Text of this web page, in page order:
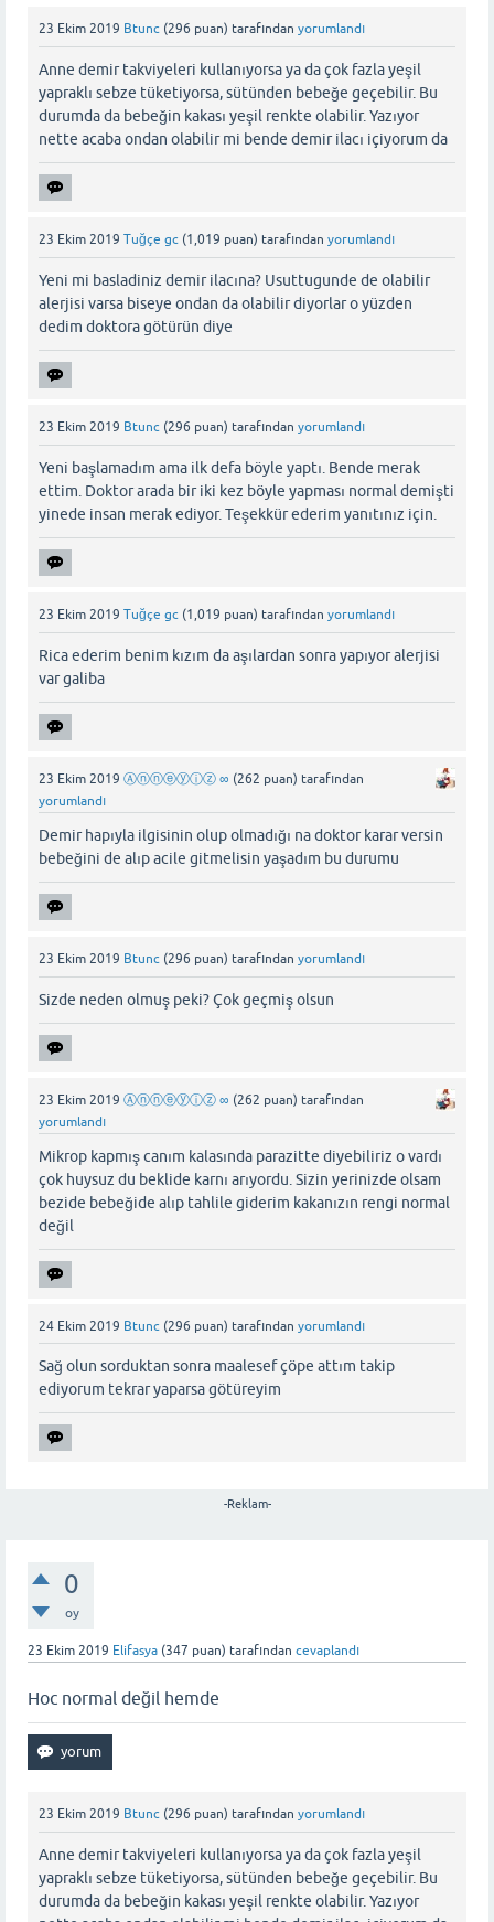
23 Ekim 2019 Btunc (296 puan) tarafından yorumlandı
Anne demir takviyeleri kullanıyorsa ya da çok fazla yeşil
yapraklı sebze tüketiyorsa, sütünden bebeğe geçebilir. Bu
durumda da bebeğin kakası yeşil renkte olabilir. Yazıyor
nette acaba ondan olabilir mi bende demir ilacı içiyorum da
23 Ekim 2019 Tuğçe gc (1,019 puan) tarafından yorumlandı
Yeni mi basladiniz demir ilacına? Usuttugunde de olabilir
alerjisi varsa biseye ondan da olabilir diyorlar o yüzden
dedim doktora götürün diye
23 Ekim 2019 Btunc (296 puan) tarafından yorumlandı
Yeni başlamadım ama ilk defa böyle yaptı. Bende merak
ettim. Doktor arada bir iki kez böyle yapması normal demişti
yinede insan merak ediyor. Teşekkür ederim yanıtınız için.
23 Ekim 2019 Tuğçe gc (1,019 puan) tarafından yorumlandı
Rica ederim benim kızım da aşılardan sonra yapıyor alerjisi
var galiba
23 Ekim 2019 Ⓐⓝⓝⓔⓨⓘⓩ ∞ (262 puan) tarafından
yorumlandı
Demir hapıyla ilgisinin olup olmadığı na doktor karar versin
bebeğini de alıp acile gitmelisin yaşadım bu durumu
23 Ekim 2019 Btunc (296 puan) tarafından yorumlandı
Sizde neden olmuş peki? Çok geçmiş olsun
23 Ekim 2019 Ⓐⓝⓝⓔⓨⓘⓩ ∞ (262 puan) tarafından
yorumlandı
Mikrop kapmış canım kalasında parazitte diyebiliriz o vardı
çok huysuz du beklide karnı arıyordu. Sizin yerinizde olsam
bezide bebeğide alıp tahlile giderim kakanızın rengi normal
değil
24 Ekim 2019 Btunc (296 puan) tarafından yorumlandı
Sağ olun sorduktan sonra maalesef çöpe attım takip
ediyorum tekrar yaparsa götüreyim
-Reklam-
0
oy
23 Ekim 2019 Elifasya (347 puan) tarafından cevaplandı
Hoc normal değil hemde
23 Ekim 2019 Btunc (296 puan) tarafından yorumlandı
Anne demir takviyeleri kullanıyorsa ya da çok fazla yeşil
yapraklı sebze tüketiyorsa, sütünden bebeğe geçebilir. Bu
durumda da bebeğin kakası yeşil renkte olabilir. Yazıyor